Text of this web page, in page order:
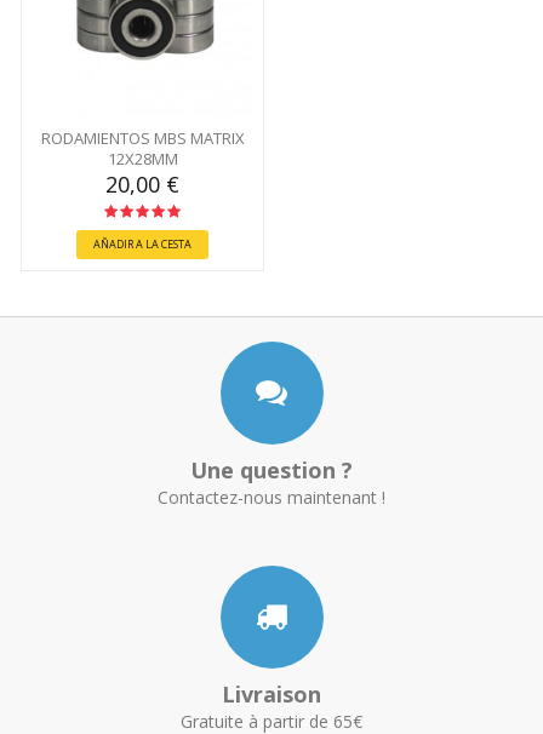
RODAMIENTOS MBS MATRIX
12X28MM
20,00 €
AÑADIR A LA CESTA
Une question ?
Contactez-nous maintenant !
Livraison
Gratuite à partir de 65€